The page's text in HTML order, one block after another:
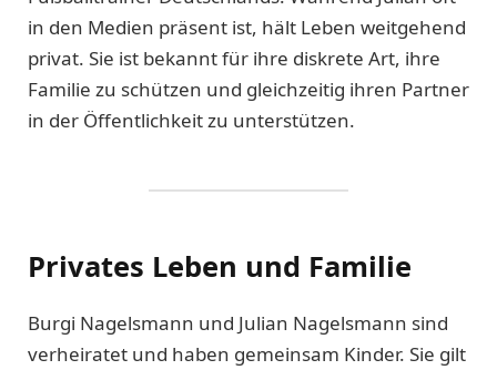
in den Medien präsent ist, hält Leben weitgehend
privat. Sie ist bekannt für ihre diskrete Art, ihre
Familie zu schützen und gleichzeitig ihren Partner
in der Öffentlichkeit zu unterstützen.
Privates Leben und Familie
Burgi Nagelsmann und Julian Nagelsmann sind
verheiratet und haben gemeinsam Kinder. Sie gilt